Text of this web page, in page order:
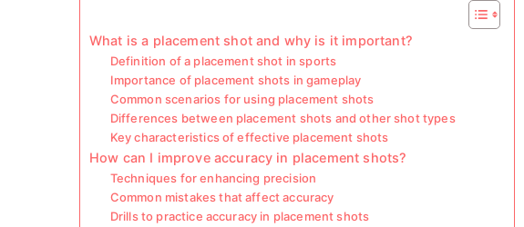
What is a placement shot and why is it important?
Definition of a placement shot in sports
Importance of placement shots in gameplay
Common scenarios for using placement shots
Differences between placement shots and other shot types
Key characteristics of effective placement shots
How can I improve accuracy in placement shots?
Techniques for enhancing precision
Common mistakes that affect accuracy
Drills to practice accuracy in placement shots